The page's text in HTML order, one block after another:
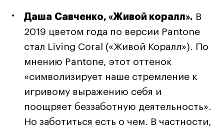
Universal University
Universal University
Политика конфиденциальности
Даша Савченко, «Живой коралл». В
2019 цветом года по версии Pantone
стал Living Coral («Живой Коралл»). По
мнению Pantone, этот оттенок
«символизирует наше стремление к
игривому выражению себя и
поощряет беззаботную деятельность».
Но заботиться есть о чем. В частности,